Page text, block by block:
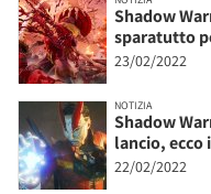
Shadow
sparatutto
23/02/2022
NOTIZIA
Shadow
lancio,
22/02/2022